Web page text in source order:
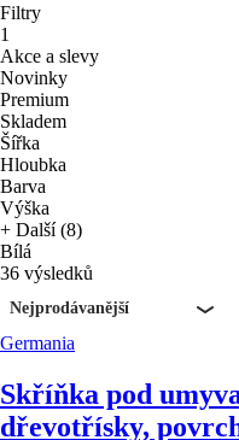
Filtry
1
Akce a slevy
Novinky
Premium
Skladem
Šířka
Hloubka
Barva
Výška
+ Další (8)
Bílá
36 výsledků
Nejprodávanější
Germania
Skříňka pod
dřevotřísky,